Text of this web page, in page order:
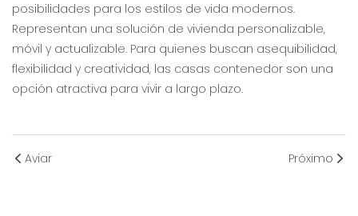
posibilidades para los estilos de vida modernos.
Representan una solución de vivienda personalizable,
móvil y actualizable. Para quienes buscan asequibilidad,
flexibilidad y creatividad, las casas contenedor son una
opción atractiva para vivir a largo plazo.
Aviar Próximo